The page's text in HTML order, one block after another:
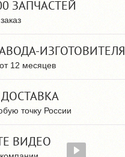
ЗАПЧАСТЕЙ
ИЗГОТОВИТЕЛЯ
12 месяцев
точку России
ВИДЕО